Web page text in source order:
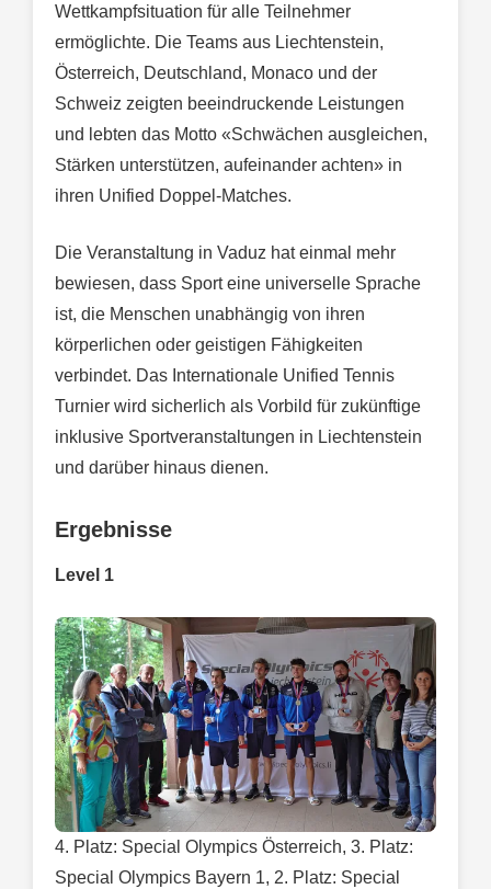
Wettkampfsituation für alle Teilnehmer
ermöglichte. Die Teams aus Liechtenstein,
Österreich, Deutschland, Monaco und der
Schweiz zeigten beeindruckende Leistungen
und lebten das Motto «Schwächen ausgleichen,
Stärken unterstützen, aufeinander achten» in
ihren Unified Doppel-Matches.
Die Veranstaltung in Vaduz hat einmal mehr
bewiesen, dass Sport eine universelle Sprache
ist, die Menschen unabhängig von ihren
körperlichen oder geistigen Fähigkeiten
verbindet. Das Internationale Unified Tennis
Turnier wird sicherlich als Vorbild für zukünftige
inklusive Sportveranstaltungen in Liechtenstein
und darüber hinaus dienen.
Ergebnisse
Level 1
4. Platz: Special Olympics Österreich, 3. Platz:
Special Olympics Bayern 1, 2. Platz: Special